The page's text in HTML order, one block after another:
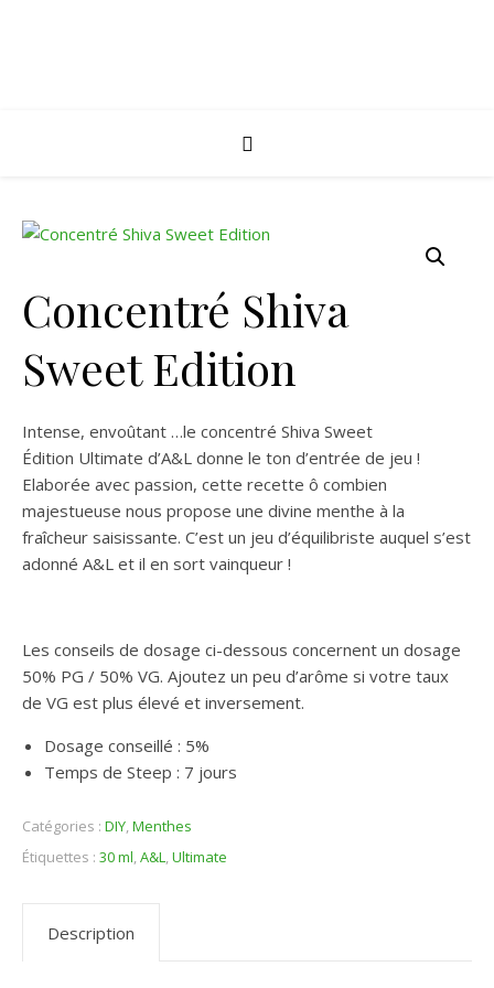
Concentré Shiva
Sweet Edition
Intense, envoûtant …le concentré Shiva Sweet
Édition Ultimate d’A&L donne le ton d’entrée de jeu !
Elaborée avec passion, cette recette ô combien
majestueuse nous propose une divine menthe à la
fraîcheur saisissante. C’est un jeu d’équilibriste auquel s’est
adonné A&L et il en sort vainqueur !
Les conseils de dosage ci-dessous concernent un dosage
50% PG / 50% VG. Ajoutez un peu d’arôme si votre taux
de VG est plus élevé et inversement.
Dosage conseillé : 5%
Temps de Steep : 7 jours
Catégories : DIY,Menthes
Étiquettes : 30 ml,A&L,Ultimate
Description